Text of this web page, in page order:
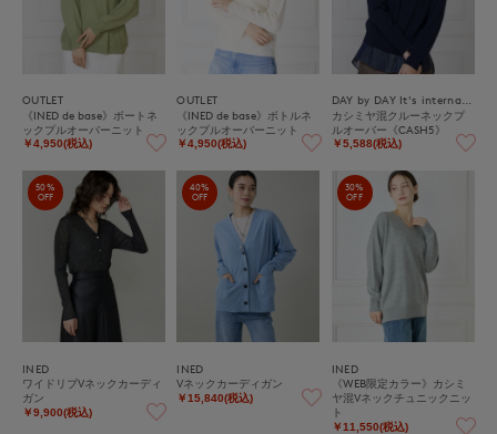
OUTLET
《INED de base》ボートネ
ックプルオーバーニット
￥4,950(税込)
OUTLET
《INED de base》ボトルネ
ックプルオーバーニット
￥4,950(税込)
カシミヤ混クルーネックプ
ルオーバー《CASH5》
￥5,588(税込)
50%
OFF
INED
ワイドリブVネックカーディ
ガン
￥9,900(税込)
40%
OFF
INED
Vネックカーディガン
￥15,840(税込)
30%
OFF
INED
《WEB限定カラー》カシミ
ヤ混Vネックチュニックニッ
ト
￥11,550(税込)